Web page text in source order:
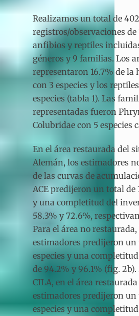
Realizamos un total de 402
registros/observaciones de
anfibios y reptiles
géneros y 9 familias. Los
representaron 16.7% de la
con 3 especies y los
especies (tabla 1). Las
representadas fueron
Colubridae con 5 especies
En el área restaurada del
Alemán, los estimadores
de las curvas de
ACE predijeron un total de
y una completitud del
58.3% y 72.6%,
Para el área no restaurada,
estimadores predijeron un
especies y una
de 94.2% y 96.1% (fig.
CILA, en el área
estimadores predijeron un
especies y una